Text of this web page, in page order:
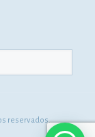
reservados.